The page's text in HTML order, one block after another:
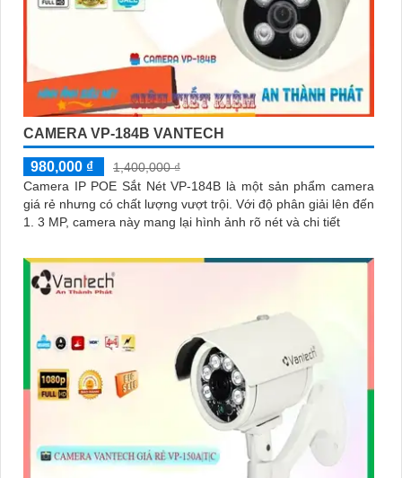
CAMERA VP-184B VANTECH
980,000 ₫
1,400,000 ₫
Camera IP POE Sắt Nét VP-184B là một sản phẩm camera
giá rẻ nhưng có chất lượng vượt trội. Với độ phân giải lên đến
1. 3 MP, camera này mang lại hình ảnh rõ nét và chi tiết